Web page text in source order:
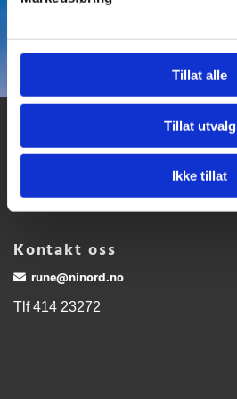
Tillat alle
Tillat utvalg
Ikke tillat
NATURTJENESTER I NORD AS
Kontakt oss
 rune@ninord.no
Tlf 414 23272